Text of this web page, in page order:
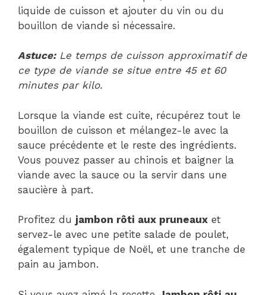
liquide de cuisson et ajouter du vin ou du
bouillon de viande si nécessaire.
Astuce:Le temps de cuisson approximatif de
ce type de viande se situe entre 45 et 60
minutes par kilo.
Lorsque la viande est cuite, récupérez tout le
bouillon de cuisson et mélangez-le avec la
sauce précédente et le reste des ingrédients.
Vous pouvez passer au chinois et baigner la
viande avec la sauce ou la servir dans une
saucière à part.
Profitez du jambon rôti aux pruneaux et
servez-le avec une petite salade de poulet,
également typique de Noël, et une tranche de
pain au jambon.